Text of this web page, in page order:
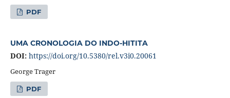
PDF
UMA CRONOLOGIA DO INDO-HITITA
DOI: https://doi.org/10.5380/rel.v3i0.20061
George Trager
PDF